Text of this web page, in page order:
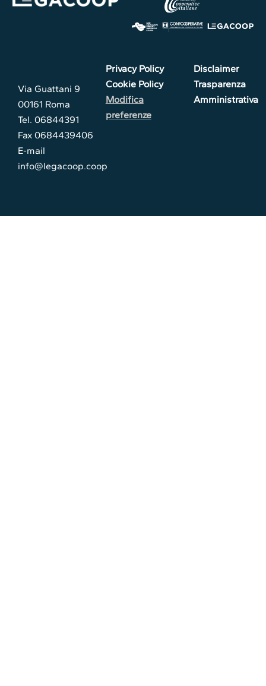
Via Guattani 9
00161 Roma
Tel. 06844391
Fax 0684439406
E-mail
info@legacoop.coop
Privacy Policy
Cookie Policy
Modifica
preferenze
Disclaimer
Trasparenza
Amministrativa